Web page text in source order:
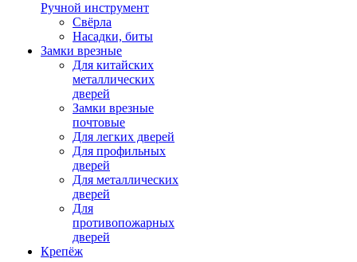
Ручной инструмент
Свёрла
Насадки, биты
Замки врезные
Для китайских
металлических
дверей
Замки врезные
почтовые
Для легких дверей
Для профильных
дверей
Для металлических
дверей
Для
противопожарных
дверей
Крепёж